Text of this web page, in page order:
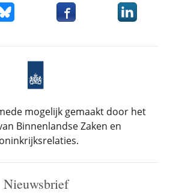
X dit item op Bluesky
Deel dit item opDeel dit
mogelijk gemaakt door het
Binnenlandse Zaken en
Nieuwsbrief